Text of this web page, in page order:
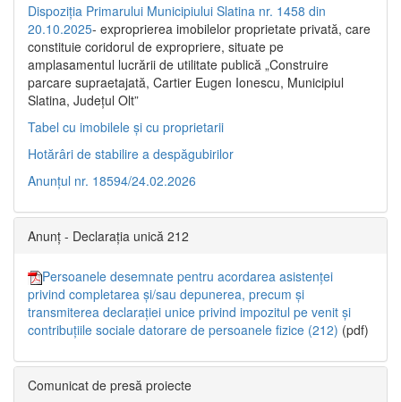
Dispoziția Primarului Municipiului Slatina nr. 1458 din
20.10.2025- exproprierea imobilelor proprietate privată, care
constituie coridorul de expropriere, situate pe
amplasamentul lucrării de utilitate publică „Construire
parcare supraetajată, Cartier Eugen Ionescu, Municipiul
Slatina, Județul Olt”
Tabel cu imobilele și cu proprietarii
Hotărâri de stabilire a despăgubirilor
Anunțul nr. 18594/24.02.2026
Anunț - Declarația unică 212
Persoanele desemnate pentru acordarea asistenței
privind completarea și/sau depunerea, precum și
transmiterea declarației unice privind impozitul pe venit și
contribuțiile sociale datorare de persoanele fizice (212) (pdf)
Comunicat de presă proiecte